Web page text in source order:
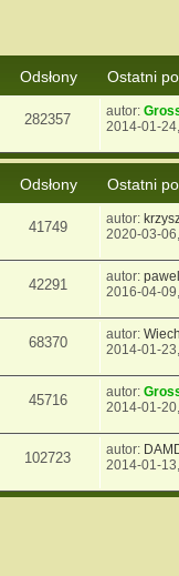
Odsłony
Ostatni
282357 autor:
2014-01-
Odsłony
Ostatni
41749 autor:
2020-03-
42291 autor:
2016-04-
68370 autor:
2014-01-
45716 autor:
2014-01-
102723 autor:
2014-01-